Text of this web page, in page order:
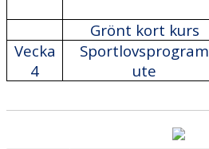
Grönt kort kurs
Vecka
4
Sportlovsprogram
ute